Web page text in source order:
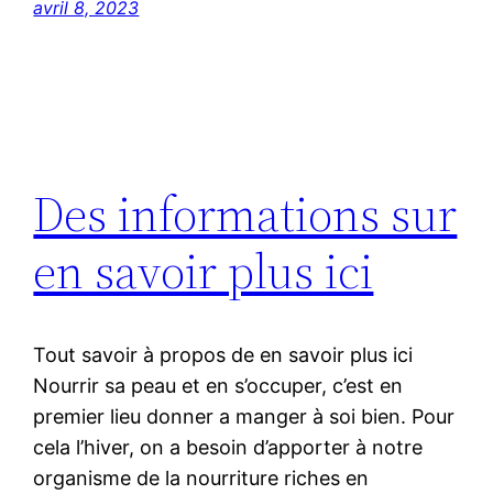
avril 8, 2023
Des informations sur
en savoir plus ici
Tout savoir à propos de en savoir plus ici
Nourrir sa peau et en s’occuper, c’est en
premier lieu donner a manger à soi bien. Pour
cela l’hiver, on a besoin d’apporter à notre
organisme de la nourriture riches en